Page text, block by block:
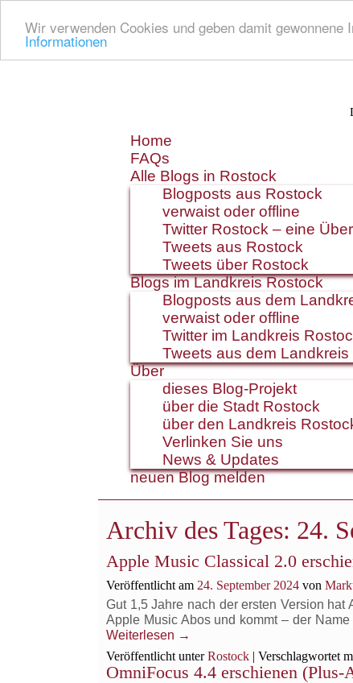
Wir verwenden Cookies und geben damit
Informationen
Inhalt
springen
Home
FAQs
Alle Blogs in Rostock
Blogposts aus Rostock
verwaist oder offline
Twitter Rostock – eine
Tweets aus Rostock
Tweets über Rostock
Blogs im Landkreis Rostock
Blogposts aus dem
verwaist oder offline
Twitter im Landkreis
Tweets aus dem Landkreis
Über
dieses Blog-Projekt
über die Stadt Rostock
über den Landkreis
Verlinken Sie uns
News & Updates
neuen Blog melden
Archiv des Tages: 24.
Apple Music Classical 2.0
Veröffentlicht am 24. September 2024 von
Gut 1,5 Jahre nach der ersten Version hat
Apple Music Abos und kommt – der
Weiterlesen →
Veröffentlicht unter Rostock | Verschlagwortet
OmniFocus 4.4 erschienen